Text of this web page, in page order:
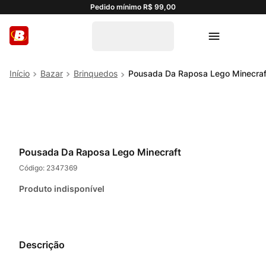
Pedido mínimo R$ 99,00
Bazar Brinquedos Pousada Da Raposa Lego
Pousada Da Raposa Lego Minecraft
Código: 2347369
Produto indisponível
Descrição